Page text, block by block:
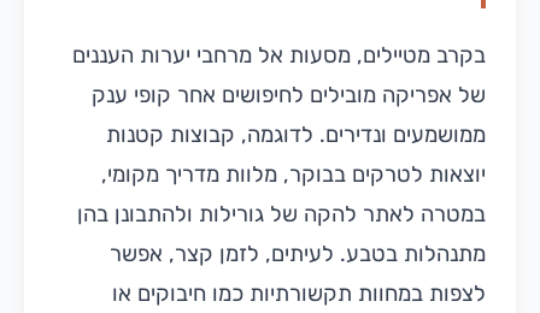
בקרב מטיילים, מסעות אל מרחבי יערות העננים
של אפריקה מובילים לחיפושים אחר קופי ענק
ממושמעים ונדירים. לדוגמה, קבוצות קטנות
יוצאות לטרקים בבוקר, מלוות מדריך מקומי,
במטרה לאתר להקה של גורילות ולהתבונן בהן
מתנהלות בטבע. לעיתים, לזמן קצר, אפשר
לצפות במחוות תקשורתיות כמו חיבוקים או